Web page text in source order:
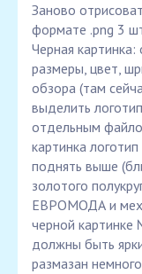
Заново
формате .png 3
Черная картинка:
размеры, цвет,
обзора (там
выделить
отдельным
картинка
поднять выше
золотого
ЕВРОМОДА и мех
черной
должны быть
размазан немного